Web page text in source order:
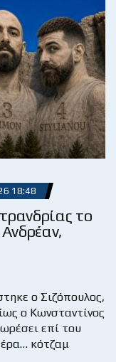
18:48
το
ο Σιζόπουλος,
ο Κωνσταντίνος
επί του
κότζαμ